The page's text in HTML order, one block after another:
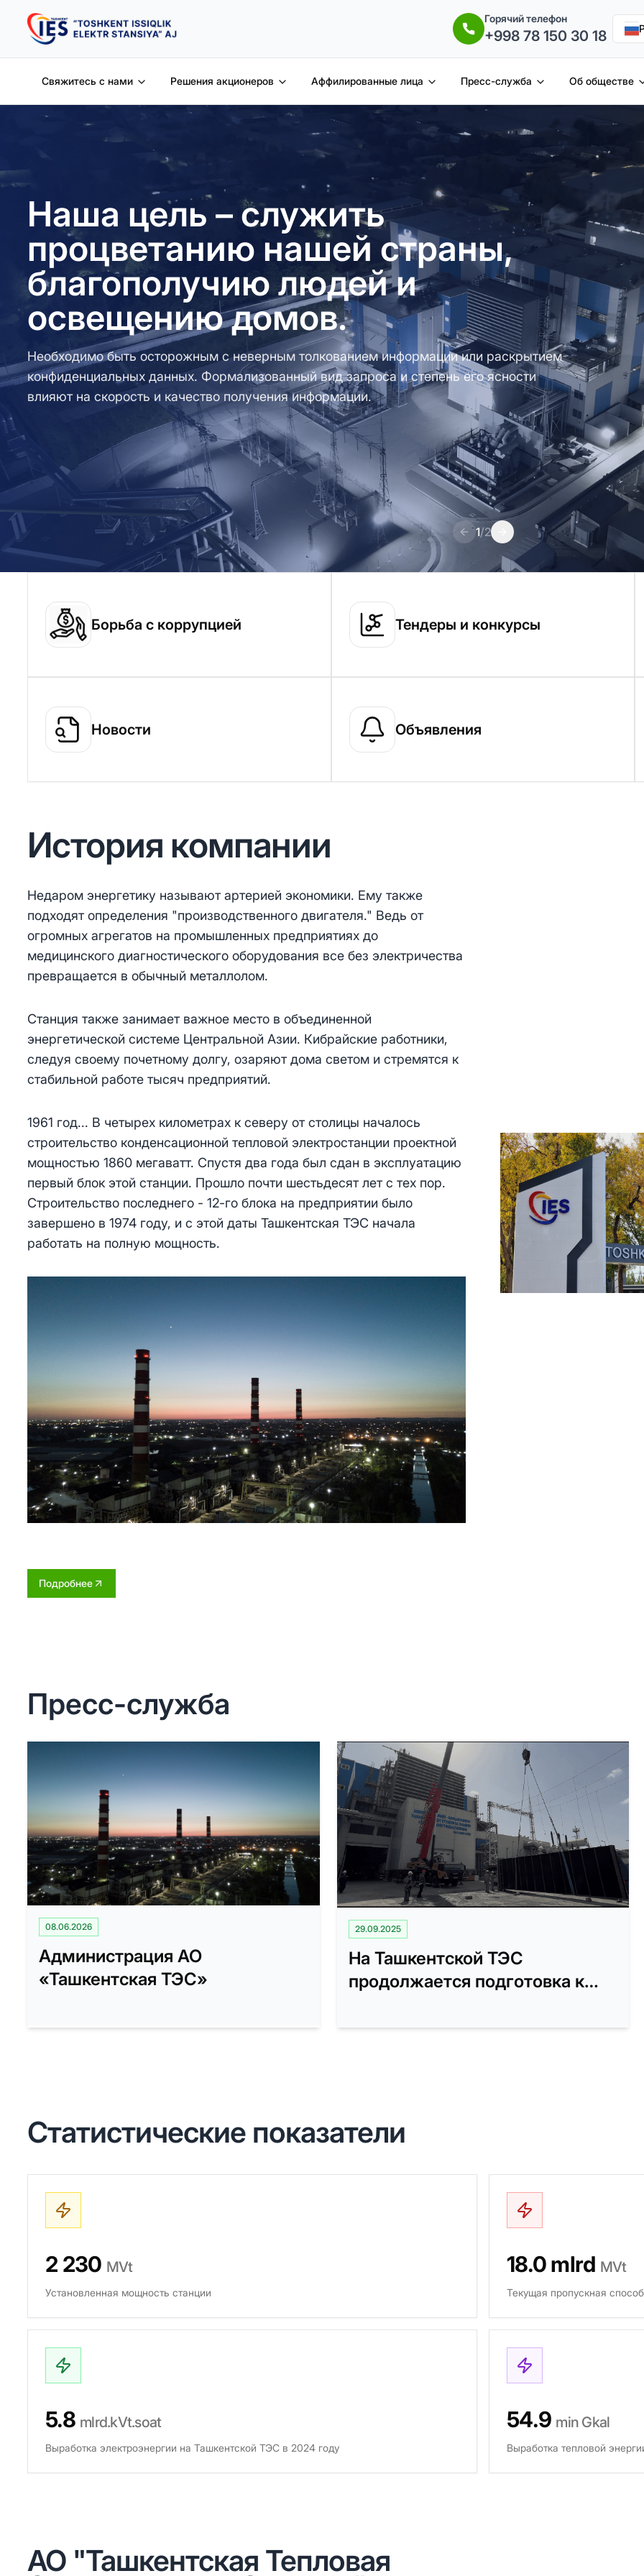
Горячий телефон
+998 78 150 30 18
Свяжитесь с нами Решения акционеров Аффилированные лица Пресс-служба Об обществе
Нашa цель – служить
процветанию нашей страны,
благополучию людей и
освещению домов.
Необходимо быть осторожным с неверным толкованием информации или раскрытием
конфиденциальных данных. Формализованный вид запроса и степень его ясности
влияют на скорость и качество получения информации.
1/2
Борьба с коррупцией Тендеры и конкурсы
Новости Объявления
История компании
Недаром энергетику называют артерией экономики. Ему также
подходят определения "производственного двигателя." Ведь от
огромных агрегатов на промышленных предприятиях до
медицинского диагностического оборудования все без электричества
превращается в обычный металлолом.
Станция также занимает важное место в объединенной
энергетической системе Центральной Азии. Кибрайские работники,
следуя своему почетному долгу, озаряют дома светом и стремятся к
стабильной работе тысяч предприятий.
1961 год... В четырех километрах к северу от столицы началось
строительство конденсационной тепловой электростанции проектной
мощностью 1860 мегаватт. Спустя два года был сдан в эксплуатацию
первый блок этой станции. Прошло почти шестьдесят лет с тех пор.
Строительство последнего - 12-го блока на предприятии было
завершено в 1974 году, и с этой даты Ташкентская ТЭС начала
работать на полную мощность.
Подробнее
Пресс-служба
08.06.2026
Администрация АО
«Ташкентская ТЭС»
29.09.2025
На Ташкентской ТЭС
продолжается подготовка к
2026 годов
Статистические показатели
2 230 MVt
Установленная мощность станции
18.0 mlrd MVt
Текущая пропускная
5.8 mlrd.kVt.soat
Выработка электроэнергии на Ташкентской ТЭС в 2024 году
54.9 min Gkal
Выработка тепловой
АО "Ташкентская Тепловая